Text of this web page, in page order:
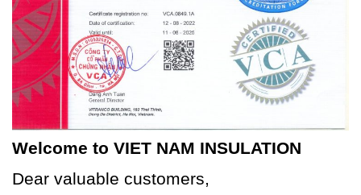
Welcome to VIET NAM INSULATION
Dear valuable customers,